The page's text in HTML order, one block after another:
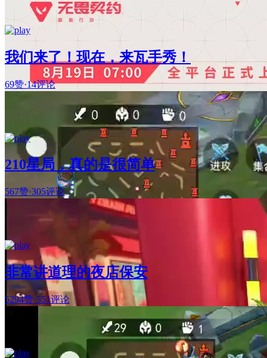
我们来了！现在，来瓦手秀！
69赞·14评论
210星局，真的是很简单
567赞·305评论
非常讲道理的夜店保安
5294赞·551评论